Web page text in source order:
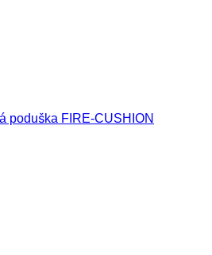
poduška FIRE-CUSHION